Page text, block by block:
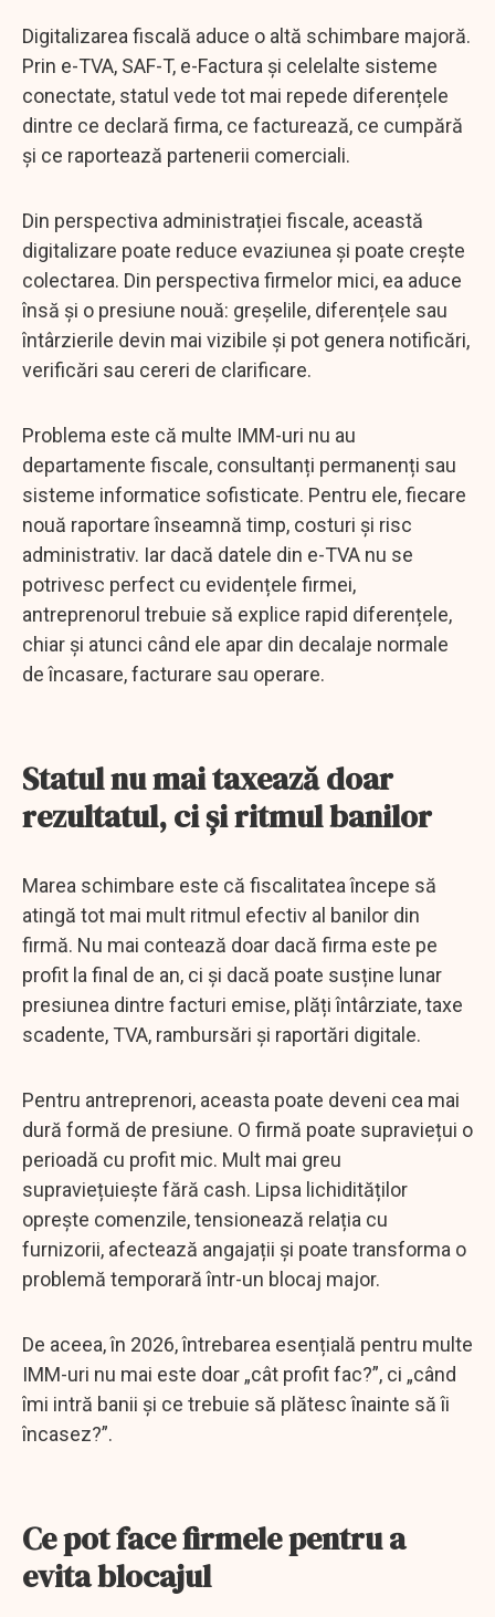
Digitalizarea fiscală aduce o altă schimbare majoră.
Prin e-TVA, SAF-T, e-Factura și celelalte sisteme
conectate, statul vede tot mai repede diferențele
dintre ce declară firma, ce facturează, ce cumpără
și ce raportează partenerii comerciali.
Din perspectiva administrației fiscale, această
digitalizare poate reduce evaziunea și poate crește
colectarea. Din perspectiva firmelor mici, ea aduce
însă și o presiune nouă: greșelile, diferențele sau
întârzierile devin mai vizibile și pot genera notificări,
verificări sau cereri de clarificare.
Problema este că multe IMM-uri nu au
departamente fiscale, consultanți permanenți sau
sisteme informatice sofisticate. Pentru ele, fiecare
nouă raportare înseamnă timp, costuri și risc
administrativ. Iar dacă datele din e-TVA nu se
potrivesc perfect cu evidențele firmei,
antreprenorul trebuie să explice rapid diferențele,
chiar și atunci când ele apar din decalaje normale
de încasare, facturare sau operare.
Statul nu mai taxează doar
rezultatul, ci și ritmul banilor
Marea schimbare este că fiscalitatea începe să
atingă tot mai mult ritmul efectiv al banilor din
firmă. Nu mai contează doar dacă firma este pe
profit la final de an, ci și dacă poate susține lunar
presiunea dintre facturi emise, plăți întârziate, taxe
scadente, TVA, rambursări și raportări digitale.
Pentru antreprenori, aceasta poate deveni cea mai
dură formă de presiune. O firmă poate supraviețui o
perioadă cu profit mic. Mult mai greu
supraviețuiește fără cash. Lipsa lichidităților
oprește comenzile, tensionează relația cu
furnizorii, afectează angajații și poate transforma o
problemă temporară într-un blocaj major.
De aceea, în 2026, întrebarea esențială pentru multe
IMM-uri nu mai este doar „cât profit fac?”, ci „când
îmi intră banii și ce trebuie să plătesc înainte să îi
încasez?”.
Ce pot face firmele pentru a
evita blocajul